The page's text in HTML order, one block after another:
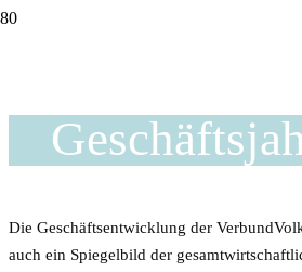
Die Geschäftsentwicklung der
auch ein Spiegelbild der